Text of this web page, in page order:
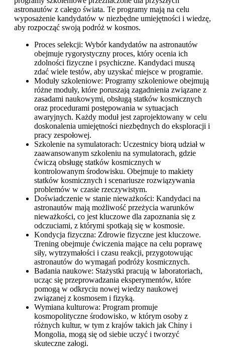
astronautów z całego świata. Te programy mają na celu
wyposażenie kandydatów w niezbędne umiejętności i wiedzę,
aby rozpocząć swoją podróż w kosmos.
Proces selekcji: Wybór kandydatów na astronautów
obejmuje rygorystyczny proces, który ocenia ich
zdolności fizyczne i psychiczne. Kandydaci muszą
zdać wiele testów, aby uzyskać miejsce w programie.
Moduły szkoleniowe: Programy szkoleniowe obejmują
różne moduły, które poruszają zagadnienia związane z
zasadami naukowymi, obsługą statków kosmicznych
oraz procedurami postępowania w sytuacjach
awaryjnych. Każdy moduł jest zaprojektowany w celu
doskonalenia umiejętności niezbędnych do eksploracji i
pracy zespołowej.
Szkolenie na symulatorach: Uczestnicy biorą udział w
zaawansowanym szkoleniu na symulatorach, gdzie
ćwiczą obsługę statków kosmicznych w
kontrolowanym środowisku. Obejmuje to makiety
statków kosmicznych i scenariusze rozwiązywania
problemów w czasie rzeczywistym.
Doświadczenie w stanie nieważkości: Kandydaci na
astronautów mają możliwość przeżycia warunków
nieważkości, co jest kluczowe dla zapoznania się z
odczuciami, z którymi spotkają się w kosmosie.
Kondycja fizyczna: Zdrowie fizyczne jest kluczowe.
Trening obejmuje ćwiczenia mające na celu poprawę
siły, wytrzymałości i czasu reakcji, przygotowując
astronautów do wymagań podróży kosmicznych.
Badania naukowe: Stażystki pracują w laboratoriach,
ucząc się przeprowadzania eksperymentów, które
pomogą w odkryciu nowej wiedzy naukowej
związanej z kosmosem i fizyką.
Wymiana kulturowa: Program promuje
kosmopolityczne środowisko, w którym osoby z
różnych kultur, w tym z krajów takich jak Chiny i
Mongolia, mogą się od siebie uczyć i tworzyć
skuteczne załogi.